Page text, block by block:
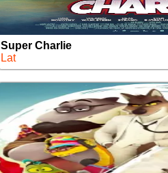
Super Charlie
Lat